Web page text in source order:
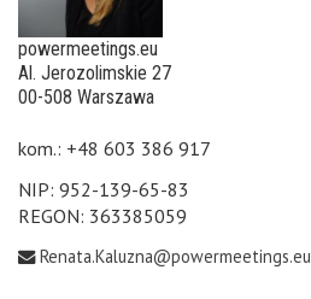
powermeetings.eu
Al. Jerozolimskie 27
00-508 Warszawa
kom.: +48 603 386 917
NIP: 952-139-65-83
REGON: 363385059
Renata.Kaluzna@powermeetings.eu